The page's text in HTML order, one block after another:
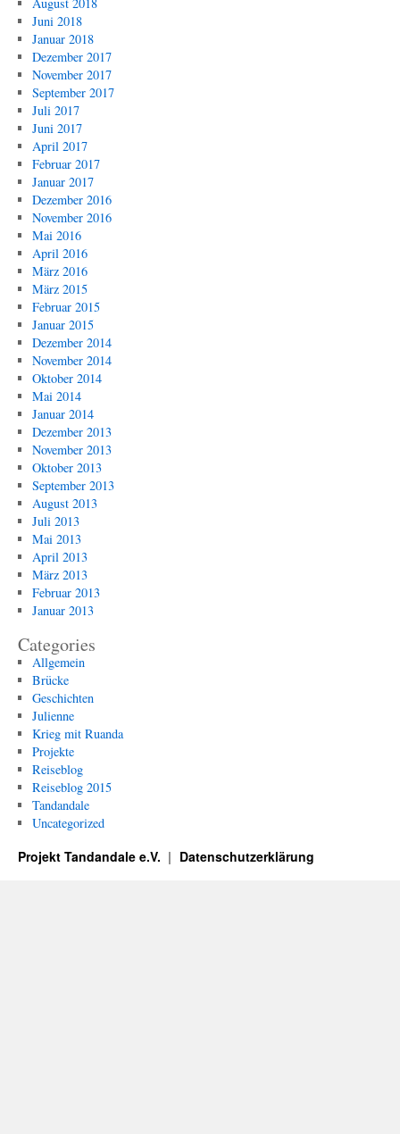
Juni 2018
Januar 2018
Dezember 2017
November 2017
September 2017
Juli 2017
Juni 2017
April 2017
Februar 2017
Januar 2017
Dezember 2016
November 2016
Mai 2016
April 2016
März 2016
März 2015
Februar 2015
Januar 2015
Dezember 2014
November 2014
Oktober 2014
Mai 2014
Januar 2014
Dezember 2013
November 2013
Oktober 2013
September 2013
August 2013
Juli 2013
Mai 2013
April 2013
März 2013
Februar 2013
Januar 2013
Categories
Allgemein
Brücke
Geschichten
Julienne
Krieg mit Ruanda
Projekte
Reiseblog
Reiseblog 2015
Tandandale
Uncategorized
Projekt Tandandale e.V. Datenschutzerklärung